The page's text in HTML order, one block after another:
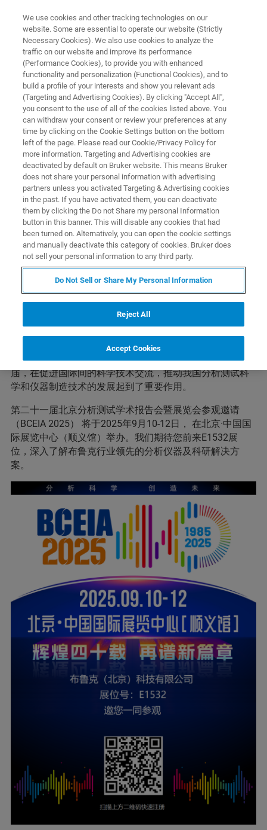
EVENT - CHINA
BCEIA 2025：第二十一届北京分
析测试学术报告会暨展览会
联系我们
会议简介
北京分析测试学术报告会暨展览会( 简称“BCEIA”)，于1985
年经国务院批准，由原中华人民共和国国家科学技术委员
大型国际学术会议和展览会。BCEIA 由学术报告会和展览
会两部分组成，每两年举办一次，已成功地举办了二十
届，在促进国际间的科学技术交流，推动我国分析测试科
学和仪器制造技术的发展起到了重要作用。
第二十一届北京分析测试学术报告会暨展览会参观邀请
（BCEIA 2025） 将于2025年9月10-12日， 在北京·中国国
际展览中心（顺义馆）举办。我们期待您前来E1532展
位，深入了解布鲁克行业领先的分析仪器及科研解决方
案。
We use cookies and other tracking technologies on our
website. Some are essential to operate our website (Strictly
Necessary Cookies). We also use cookies to analyze the
traffic on our website and improve its performance
(Performance Cookies), to provide you with enhanced
functionality and personalization (Functional Cookies), and to
build a profile of your interests and show you relevant ads
(Targeting and Advertising Cookies). By clicking "Accept All",
you consent to the use of all of the cookies listed above. You
can withdraw your consent or review your preferences at any
time by clicking on the Cookie Settings button on the bottom
left of the page. Please read our Cookie/Privacy Policy for
more information. Targeting and Advertising cookies are
deactivated by default on Bruker website. This means Bruker
does not share your personal information with advertising
partners unless you activated Targeting & Advertising cookies
in the past. If you have activated them, you can deactivate
them by clicking the Do not Share my personal Information
button in this banner. This will disable any cookies that had
been turned on. Alternatively, you can open the cookie settings
and manually deactivate this category of cookies. Bruker does
not sell your personal information to any third party.
Do Not Sell or Share My Personal Information
Reject All
Accept Cookies